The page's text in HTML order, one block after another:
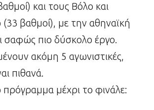
και τους Βόλο και
βαθμοί), με την αθηναϊκή
σαφώς πιο δύσκολο έργο.
ακόμη 5 αγωνιστικές,
πιθανά.
πρόγραμμα μέχρι το φινάλε: